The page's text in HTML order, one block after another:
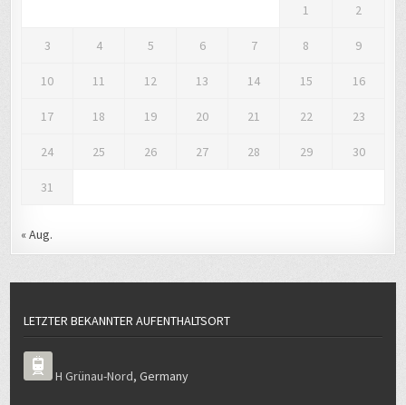
1 2
3 4 5 6 7 8 9
10 11 12 13 14 15 16
17 18 19 20 21 22 23
24 25 26 27 28 29 30
31
« Aug.
LETZTER BEKANNTER AUFENTHALTSORT
H Grünau-Nord,Germany